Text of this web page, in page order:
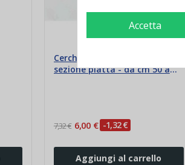
Cerchio in nylon colorato
sezione piatta - da cm 50 a
7,32 € 6,00 € -1,32 €
Aggiungi al carrello
Accetta